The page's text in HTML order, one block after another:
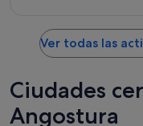
Ver todas las
Ciudades
Angostura